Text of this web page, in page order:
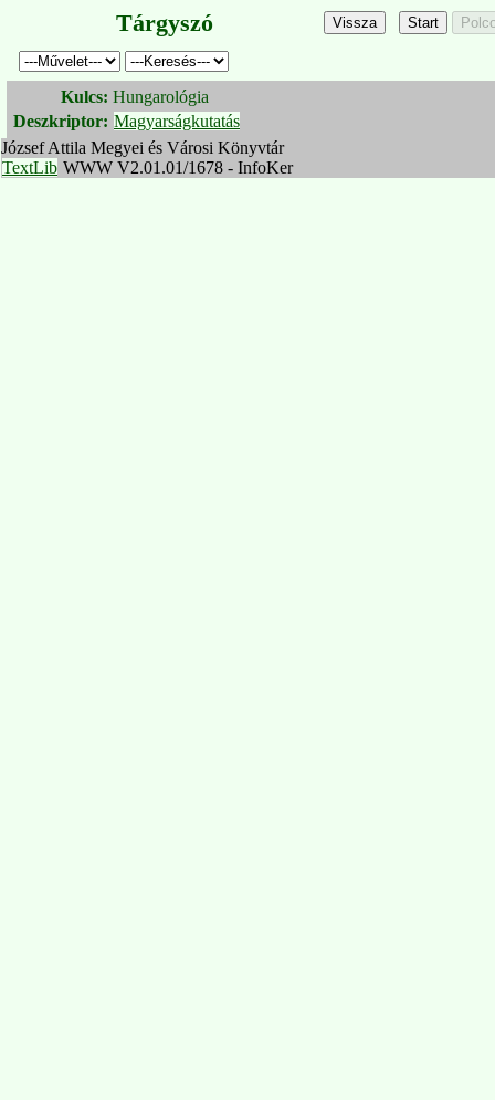
Tárgyszó
Kulcs: Hungarológia
Deszkriptor: Magyarságkutatás
József Attila Megyei és Városi Könyvtár
TextLib WWW V2.01.01/1678 - InfoKer